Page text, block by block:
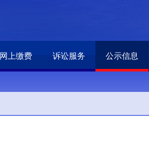
网上缴费 诉讼服务 公示信息